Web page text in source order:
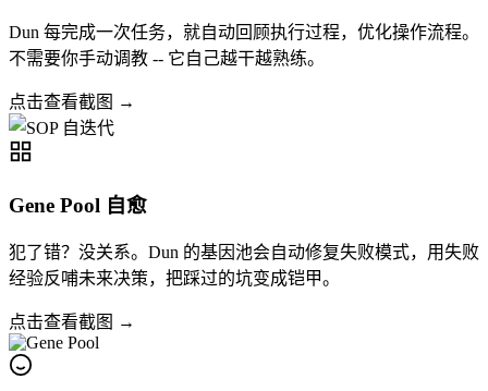
Dun 每完成一次任务，就自动回顾执行过程，优化操作流程。
不需要你手动调教 -- 它自己越干越熟练。
点击查看截图 →
Gene Pool 自愈
犯了错？没关系。Dun 的基因池会自动修复失败模式，用失败
经验反哺未来决策，把踩过的坑变成铠甲。
点击查看截图 →